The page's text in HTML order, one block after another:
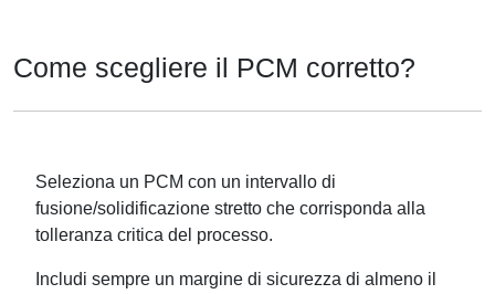
Come scegliere il PCM corretto?
Seleziona un PCM con un intervallo di
fusione/solidificazione stretto che corrisponda alla
tolleranza critica del processo.
Includi sempre un margine di sicurezza di almeno il